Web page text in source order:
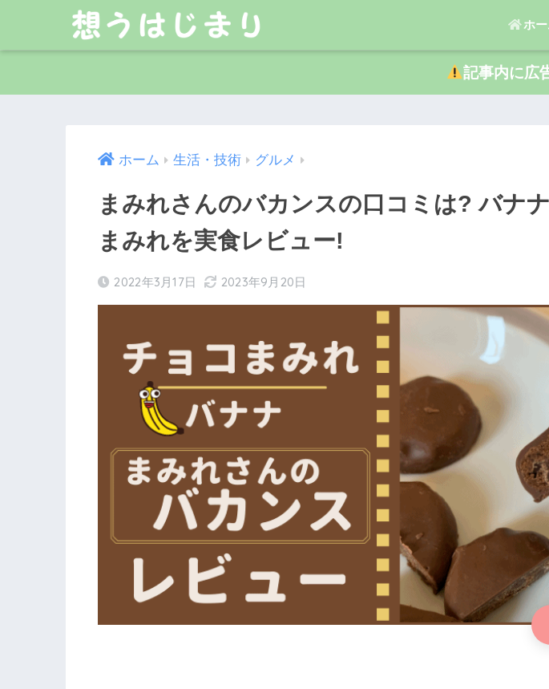
ホ
記事内に広
ホーム 生活・技術 グルメ
まみれさんのバカンスの口コミは? バナ
まみれを実食レビュー!
2022年3月17日 2023年9月20日